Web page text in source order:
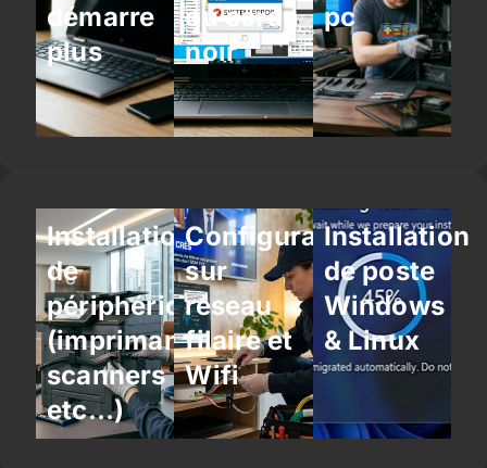
démarre
plus
ou écran
noir
pc
Installation
de
périphériques
(imprimantes,
scanners
etc…)
Configuration
sur
réseau
filaire et
Wifi
Installation
de poste
Windows
& Linux